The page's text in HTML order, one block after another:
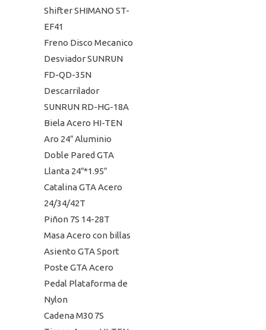
Shifter SHIMANO ST-
EF41
Freno Disco Mecanico
Desviador SUNRUN
FD-QD-35N
Descarrilador
SUNRUN RD-HG-18A
Biela Acero HI-TEN
Aro 24″ Aluminio
Doble Pared GTA
Llanta 24″*1.95″
Catalina GTA Acero
24/34/42T
Piñon 7S 14-28T
Masa Acero con billas
Asiento GTA Sport
Poste GTA Acero
Pedal Plataforma de
Nylon
Cadena M30 7S